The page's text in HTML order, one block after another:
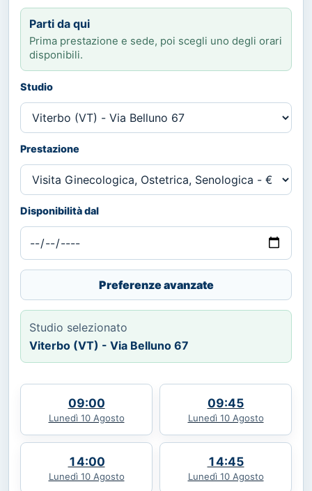
Parti da qui
Prima prestazione e sede, poi scegli uno degli orari
disponibili.
Studio
Prestazione
Disponibilità dal
Preferenze avanzate
Studio selezionato
Viterbo (VT) - Via Belluno 67
09:00
Lunedì 10 Agosto
09:45
Lunedì 10 Agosto
14:00
Lunedì 10 Agosto
14:45
Lunedì 10 Agosto